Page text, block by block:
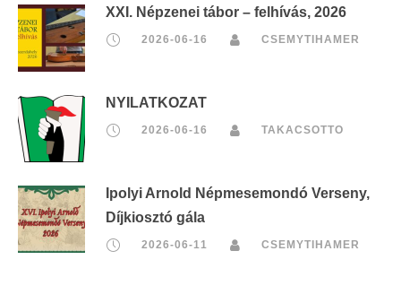
XXI. Népzenei tábor – felhívás, 2026
2026-06-16 CSEMYTIHAMER
NYILATKOZAT
2026-06-16 TAKACSOTTO
Ipolyi Arnold Népmesemondó Verseny,
Díjkiosztó gála
2026-06-11 CSEMYTIHAMER